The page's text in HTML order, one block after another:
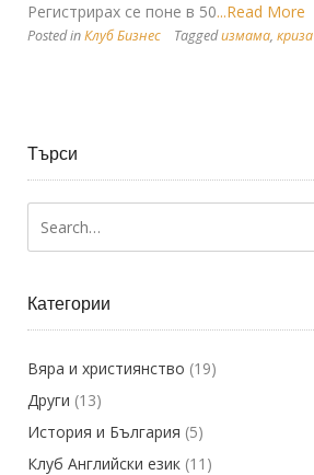
Регистрирах се поне в 50...Read More
Posted inКлуб Бизнес Taggedизмама, криза
Търси
Категории
Вяра и християнство (19)
Други (13)
История и България (5)
Клуб Английски език (11)